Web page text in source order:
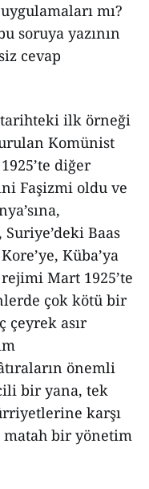
mı?
soruya yazının
cevap
ilk örneği
Komünist
diğer
Faşizmi oldu ve
Baas
Küba’ya
Mart 1925’te
çok kötü bir
çeyrek asır
önemli
bir yana, tek
karşı
matah bir yönetim